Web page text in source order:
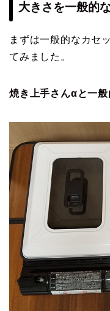
大きさを一般的
まずは一般的なカセ
てみました。
焼き上手さんαと一